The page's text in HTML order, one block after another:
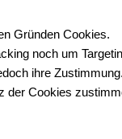
Gründen Cookies.
noch um
ihre Zustimmung.
der Cookies